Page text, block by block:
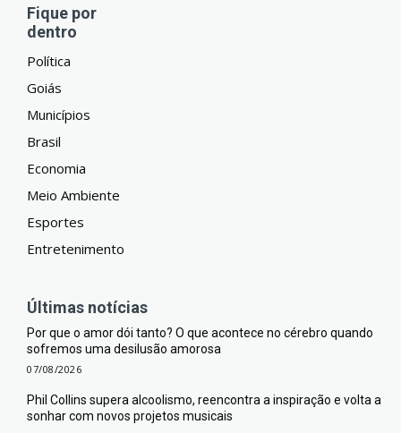
Fique por
dentro
Política
Goiás
Municípios
Brasil
Economia
Meio Ambiente
Esportes
Entretenimento
Últimas notícias
Por que o amor dói tanto? O que acontece no cérebro quando
sofremos uma desilusão amorosa
07/08/2026
Phil Collins supera alcoolismo, reencontra a inspiração e volta a
sonhar com novos projetos musicais